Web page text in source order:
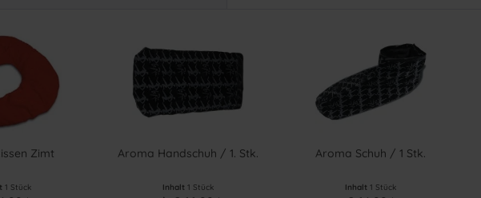
Zimt
1 Stück
Aroma Handschuh / 1. Stk.
Inhalt 1 Stück
Aroma Schuh / 1 Stk.
Inhalt 1 Stück